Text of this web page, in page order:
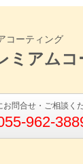
コーティング
ミアムコ
お問合せ・ご相談く
962-